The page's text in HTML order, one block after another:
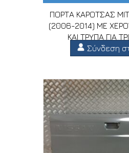
ΠΟΡΤΑ ΚΑΡΟΤΣΑΣ
(2006-2014) ΜΕ
ΚΑΙ ΤΡΥΠΑ ΓΙΑ
Σύνδεση